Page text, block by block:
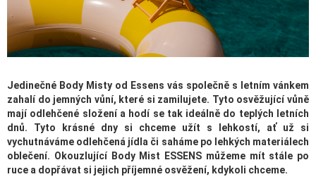
Jedinečné Body Misty od Essens vás společně s letním vánkem
zahalí do jemných vůní, které si zamilujete. Tyto osvěžující vůně
mají odlehčené složení a hodí se tak ideálně do teplých letních
dnů. Tyto krásné dny si chceme užít s lehkostí, ať už si
vychutnáváme odlehčená jídla či saháme po lehkých materiálech
oblečení. Okouzlující Body Mist ESSENS můžeme mít stále po
ruce a dopřávat si jejich příjemné osvěžení, kdykoli chceme.